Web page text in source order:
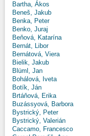
Bartha, Ákos
Beneš, Jakub
Benka, Peter
Benko, Juraj
Beňová, Katarína
Bernát, Libor
Bernátová, Viera
Bielik, Jakub
Blüml, Jan
Bohálová, Iveta
Botík, Ján
Brtáňová, Erika
Buzássyová, Barbora
Bystrický, Peter
Bystrický, Valerián
Caccamo, Francesco